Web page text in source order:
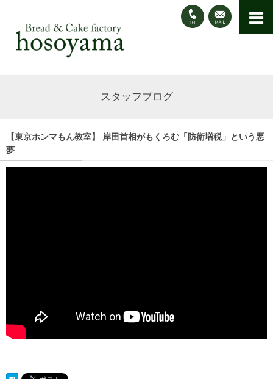
スタッフブログ
【東京ホンマもん教室】 岸田首相がもくろむ「防衛増税」という悪
夢